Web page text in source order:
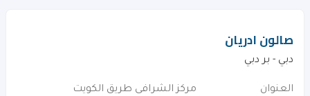
صالون ادريان
دبي - بر دبي
العنوان مركز الشرافى طريق الكويت